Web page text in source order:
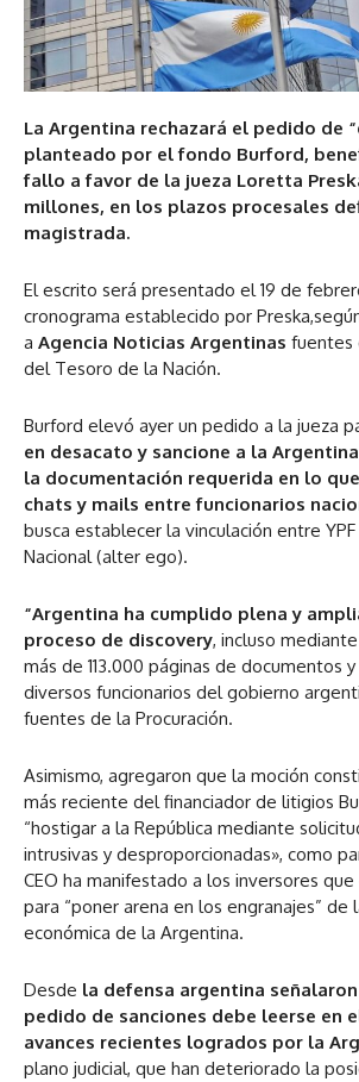
La Argentina rechazará el pedido de
planteado por el fondo Burford,
fallo a favor de la jueza Loretta
millones, en los plazos procesales
magistrada.
El escrito será presentado el 19 de
cronograma establecido por
a Agencia Noticias Argentinas fuentes
del Tesoro de la Nación.
Burford elevó ayer un pedido a la jueza
en desacato y sancione a la
la documentación requerida en lo
chats y mails entre funcionarios
busca establecer la vinculación entre
Nacional (alter ego).
“Argentina ha cumplido plena y
proceso de discovery, incluso
más de 113.000 páginas de documentos
diversos funcionarios del gobierno
fuentes de la Procuración.
Asimismo, agregaron que la moción
más reciente del financiador de litigios
“hostigar a la República mediante
intrusivas y desproporcionadas», como
CEO ha manifestado a los inversores
para “poner arena en los engranajes” de
económica de la Argentina.
Desde la defensa argentina
pedido de sanciones debe leerse en
avances recientes logrados por la
plano judicial, que han deteriorado la